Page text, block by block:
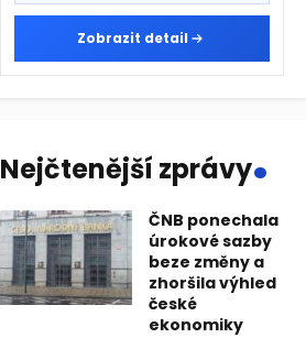
Zobrazit detail
Nejčtenější zprávy.
ČNB ponechala
úrokové sazby
beze změny a
zhoršila výhled
české
ekonomiky